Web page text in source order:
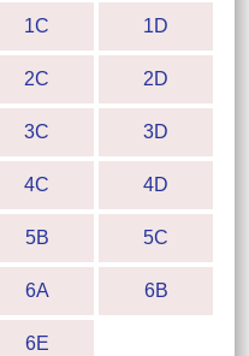
1C 1D
2C 2D
3C 3D
4C 4D
5B 5C
6A 6B
6E